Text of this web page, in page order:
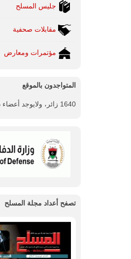
جليس المسلح
مقابلات صحفية
مؤتمرات ومعارض
المتواجدون بالموقع
1640 زائر، ولايوجد أعضاء داخل الموقع
تصفح أعداد مجلة المسلح